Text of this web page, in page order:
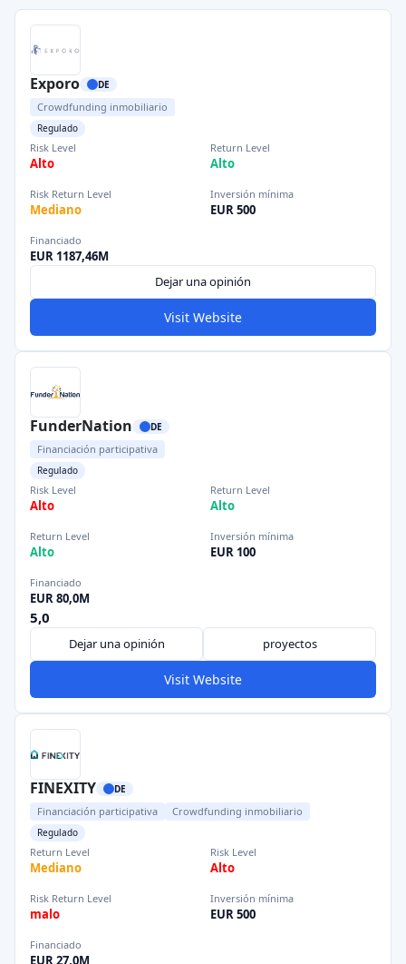
Exporo DE
Crowdfunding inmobiliario
Regulado
Risk Level
Alto
Return Level
Alto
Risk Return Level
Mediano
Inversión mínima
EUR 500
Financiado
EUR 1187,46M
Dejar una opinión
Visit Website
FunderNation DE
Financiación participativa
Regulado
Risk Level
Alto
Return Level
Alto
Return Level
Alto
Inversión mínima
EUR 100
Financiado
EUR 80,0M
5,0
Dejar una opinión proyectos
Visit Website
FINEXITY DE
Financiación participativa Crowdfunding inmobiliario
Regulado
Return Level
Mediano
Risk Level
Alto
Risk Return Level
malo
Inversión mínima
EUR 500
Financiado
EUR 27,0M